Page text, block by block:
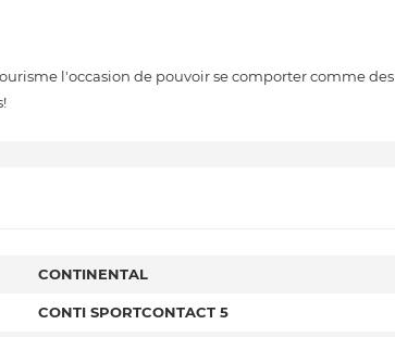
l'occasion de pouvoir se comporter comme des
CONTINENTAL
CONTI SPORTCONTACT 5